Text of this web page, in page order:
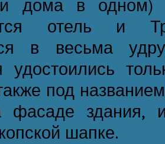
дома в одном)
отель и
в весьма
удостоились
под
фасаде здания,
шапке.